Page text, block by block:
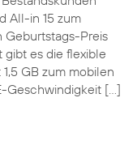
All-in 15 zum
Geburtstags-Preis
gibt es die flexible
GB zum mobilen
Geschwindigkeit […]